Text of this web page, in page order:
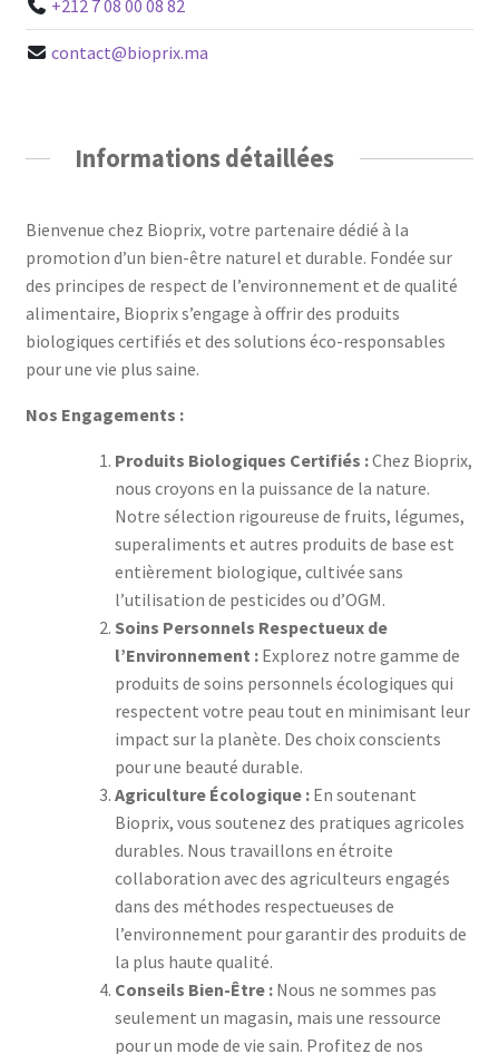
+212 7 08 00 08 82
contact@bioprix.ma
Informations détaillées
Bienvenue chez Bioprix, votre partenaire dédié à la
promotion d’un bien-être naturel et durable. Fondée sur
des principes de respect de l’environnement et de qualité
alimentaire, Bioprix s’engage à offrir des produits
biologiques certifiés et des solutions éco-responsables
pour une vie plus saine.
Nos Engagements :
Produits Biologiques Certifiés :Chez Bioprix,
nous croyons en la puissance de la nature.
Notre sélection rigoureuse de fruits, légumes,
superaliments et autres produits de base est
entièrement biologique, cultivée sans
l’utilisation de pesticides ou d’OGM.
Soins Personnels Respectueux de
l’Environnement :Explorez notre gamme de
produits de soins personnels écologiques qui
respectent votre peau tout en minimisant leur
impact sur la planète. Des choix conscients
pour une beauté durable.
Agriculture Écologique :En soutenant
Bioprix, vous soutenez des pratiques agricoles
durables. Nous travaillons en étroite
collaboration avec des agriculteurs engagés
dans des méthodes respectueuses de
l’environnement pour garantir des produits de
la plus haute qualité.
Conseils Bien-Être :Nous ne sommes pas
seulement un magasin, mais une ressource
pour un mode de vie sain. Profitez de nos